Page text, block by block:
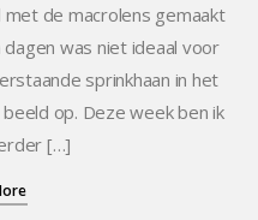
de macrolens gemaakt
was niet ideaal voor
sprinkhaan in het
op. Deze week ben ik
[…]